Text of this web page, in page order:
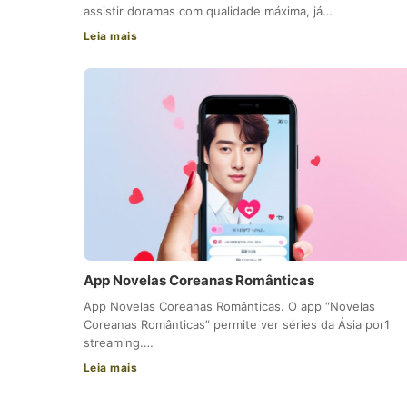
assistir doramas com qualidade máxima, já…
Leia mais
App Novelas Coreanas Românticas
App Novelas Coreanas Românticas. O app “Novelas
Coreanas Românticas” permite ver séries da Ásia por1
streaming.…
Leia mais